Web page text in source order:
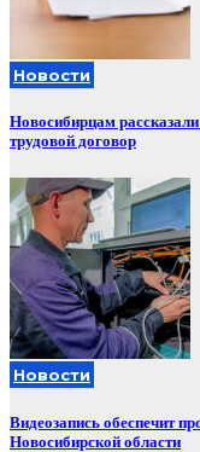
Новости
Новосибирцам
трудовой договор
Новости
Видеозапись обеспечит
Новосибирской области